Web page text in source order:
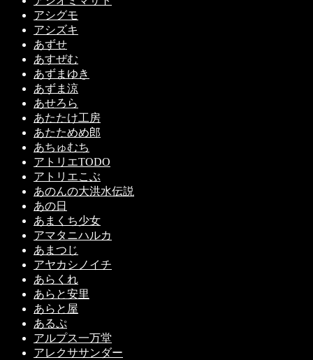
アシグモ
アシズキ
あずせ
あすぜむ
あずまゆき
あずま涼
あせろら
あたたけ工房
あたためめ郎
あちゅむち
アトリエTODO
アトリエこぶ
あのんの大洪水伝説
あの日
あまくち少女
アマタニハルカ
あまつじ
アヤカシノイチ
あらくれ
あらと安里
あらと屋
あるぷ
アルプス一万堂
アレクササンダー